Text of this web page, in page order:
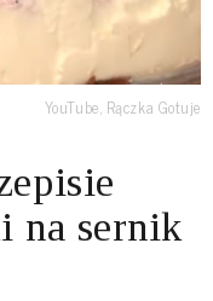
YouTube, Rączka Gotuje
na sernik